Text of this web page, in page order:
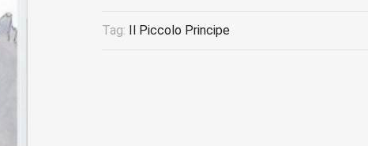
Tag: Il Piccolo Principe